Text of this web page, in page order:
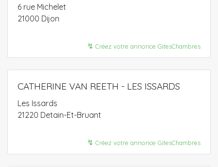
6 rue Michelet
21000 Dijon
↯ Créez votre annonce GitesChambres
CATHERINE VAN REETH - LES ISSARDS
Les Issards
21220 Detain-Et-Bruant
↯ Créez votre annonce GitesChambres